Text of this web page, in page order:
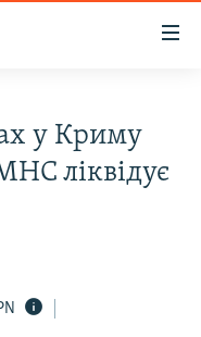
у Криму
ліквідує